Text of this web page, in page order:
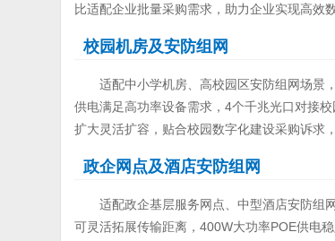
比适配企业批量采购需求，助力企业实现高效
校园机房及安防组网
适配中小学机房、高校园区安防组网场景
供电满足高功率设备需求，4个千兆光口对接
扩大灵活扩容，贴合校园数字化建设采购诉求
政企网点及酒店安防组网
适配政企基层服务网点、中型酒店安防组
可灵活拓展传输距离，400W大功率POE供电